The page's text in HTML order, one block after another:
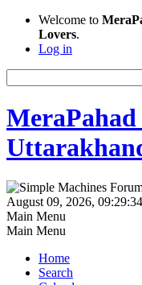
Welcome to
Lovers.
Log in
August 09, 2026,
Main Menu
Main Menu
Home
Search